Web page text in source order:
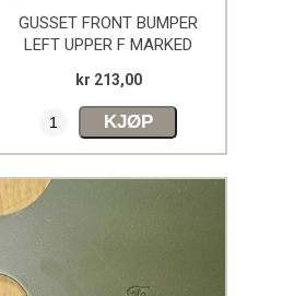
GUSSET FRONT BUMPER
LEFT UPPER F MARKED
kr 213,00
KJØP